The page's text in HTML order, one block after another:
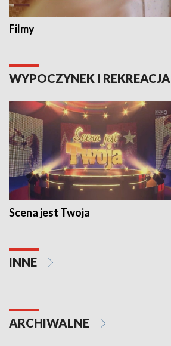
Filmy
WYPOCZYNEK I REKREACJA
Scena jest Twoja
INNE
ARCHIWALNE